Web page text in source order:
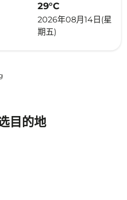
29°C
2026年08月14日(星
期五)
目的地